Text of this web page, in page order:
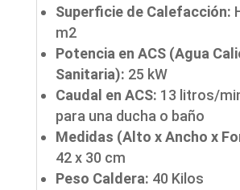
Superficie de Calefacción:
m2
Potencia en ACS (Agua
Sanitaria): 25 kW
Caudal en ACS: 13 litros/
para una ducha o baño
Medidas (Alto x Ancho x
42 x 30 cm
Peso Caldera: 40 Kilos